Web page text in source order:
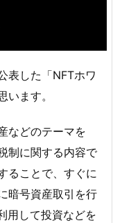
表した「NFTホワ
ます。
などのテーマを
制に関する内容で
ることで、すぐに
暗号資産取引を行
用して投資などを